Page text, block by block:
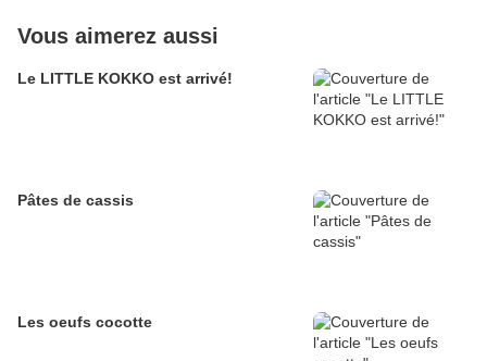
Vous aimerez aussi
Le LITTLE KOKKO est arrivé!
Pâtes de cassis
Les oeufs cocotte